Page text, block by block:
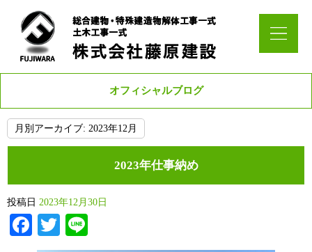
オフィシャルブログ
月別アーカイブ: 2023年12月
2023年仕事納め
投稿日 2023年12月30日
Facebook
Twitter